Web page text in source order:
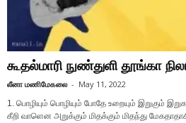
கூதல்மாரி நுண்துளி தூங்கா
லீனா மணிமேகலை - May 11, 2022
1. பொழியும் பொழியும் போதே உறையும் இறுகும்
கீறி வாளென அறுக்கும் மிதக்கும் மிதந்து